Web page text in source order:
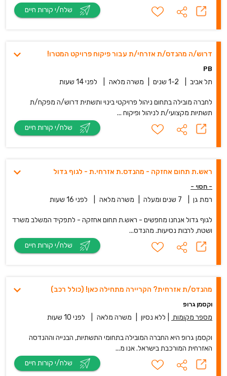
דרוש/ה מהנדס/ת אזרחי/ת עבור פיקוח פרויקט המטרו!
PB
תל אביב 1-2 שנים משרה מלאה לפני 14 שעות
לחברה מובילה בתחום ניהול פרויקטי בינוי ותשתית דרוש/ה מפקח/ת
תשתיות מקצועי/ת לניהול ופיקוח ...
ראש.ת תחום אחזקה - מהנדס.ת אזרחי.ת - לגוף גדול
- חסוי -
רמת גן 7 שנים ומעלה משרה מלאה לפני 16 שעות
לגוף גדול אנחנו מחפשים - ראש.ת תחום אחזקה - לתפקיד המשלב משרד
ושטח, לרבות נסיעות. מהנדס...
מהנדס/ת אזרחית? הקריירה מתחילה כאן! (כולל רכב)
וקסמן גרופ
מספר מקומות ללא נסיון משרה מלאה לפני 10 שעות
וקסמן גרופ היא החברה המובילה בתחומי התשתיות, הבנייה וההנדסה
האזרחית המורכבת בישראל. אנו מ...